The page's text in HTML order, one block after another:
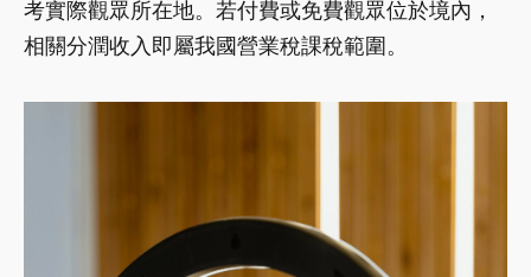
考實際觀眾所在地。若付費或免費觀眾位於境內，
相關分潤收入即屬我國營業稅課稅範圍。